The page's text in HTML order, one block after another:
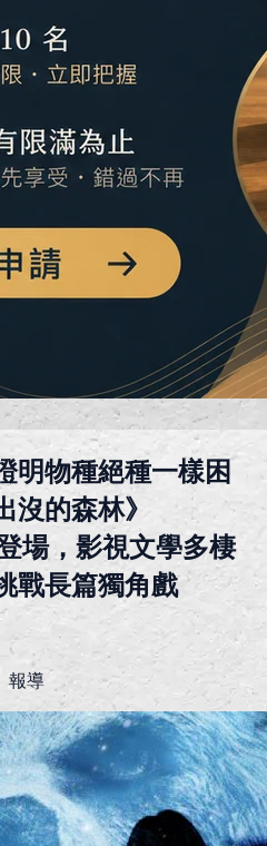
明物種絕種一樣困
的森林》
場，影視文學多棲
戰長篇獨角戲
報導